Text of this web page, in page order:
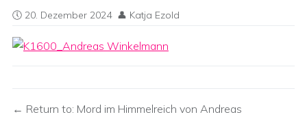
20. Dezember 2024 Katja Ezold
Return to: Mord im Himmelreich von Andreas